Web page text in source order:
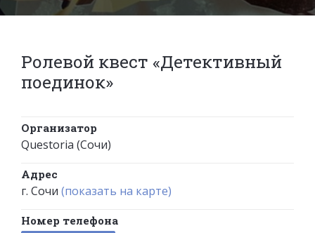
Ролевой квест «Детективный
поединок»
Организатор
Questoria (Сочи)
Адрес
г. Сочи (показать на карте)
Номер телефона